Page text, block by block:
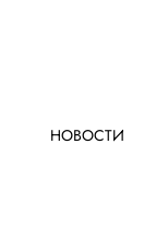
НОВОСТИ